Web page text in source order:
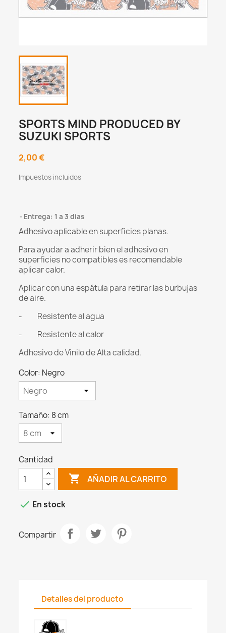
SPORTS MIND PRODUCED BY
SUZUKI SPORTS
2,00 €
Impuestos incluidos
Entrega: 1 a 3 dias
Adhesivo aplicable en superficies planas.
Para ayudar a adherir bien el adhesivo en
superficies no compatibles es recomendable
aplicar calor.
Aplicar con una espátula para retirar las burbujas
de aire.
- Resistente al agua
- Resistente al calor
Adhesivo de Vinilo de Alta calidad.
Color: Negro
Tamaño: 8 cm
Cantidad
 AÑADIR AL CARRITO
 En stock
Compartir
Detalles del producto